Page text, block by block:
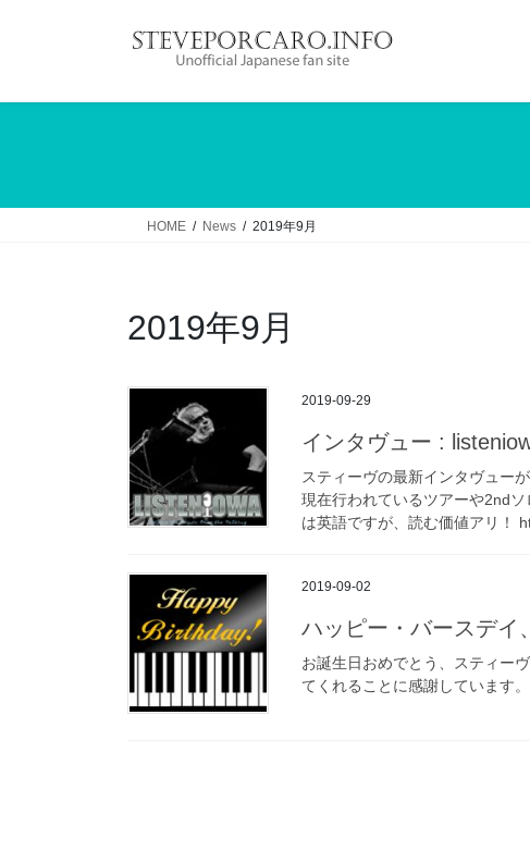
HOME News 2019年9月
2019年9月
2019-09-29
インタヴュー :
スティーヴの最新インタヴュー
現在行われているツアーや2nd
は英語ですが、読む価値アリ！
2019-09-02
ハッピー・バースデイ
お誕生日おめでとう、スティー
てくれることに感謝しています